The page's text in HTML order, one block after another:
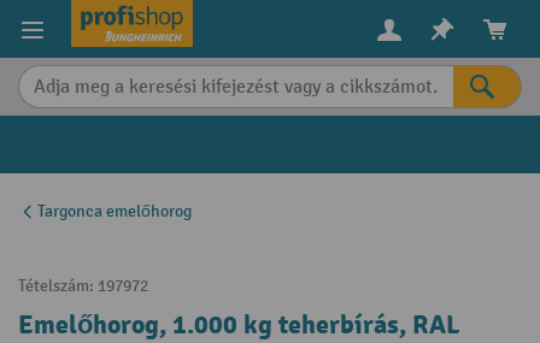
content
Targonca emelőhorog
Tételszám: 197972
Emelőhorog, 1.000 kg teherbírás, RAL